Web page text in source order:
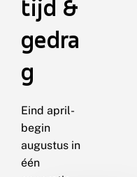
tijd &
gedra
g
Eind april-
begin
augustus in
één